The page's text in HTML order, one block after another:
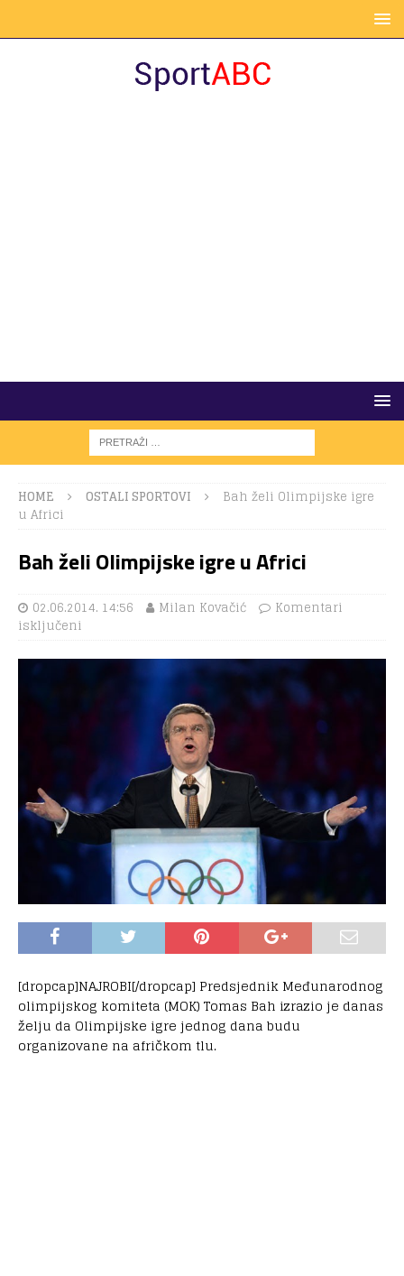
HOME OSTALI SPORTOVI
Bah želi Olimpijske igre
u Africi
Bah želi Olimpijske igre u Africi
02.06.2014. 14:56 Milan Kovačić
Komentari
isključeni
[dropcap]NAJROBI[/dropcap] Predsjednik Međunarodnog
olimpijskog komiteta (MOK) Tomas Bah izrazio je danas
želju da Olimpijske igre jednog dana budu
organizovane na afričkom tlu.